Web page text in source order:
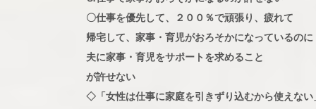
〇仕事を優先して、２００％で頑張り、疲れて
帰宅して、家事・育児がおろそかになっているのに
夫に家事・育児をサポートを求めること
が許せない
◇「女性は仕事に家庭を引きずり込むから使えない